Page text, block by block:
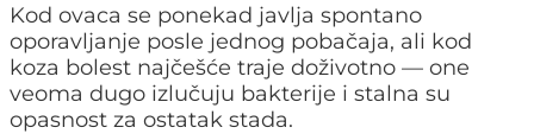
Kod ovaca se ponekad javlja spontano
oporavljanje posle jednog pobačaja, ali kod
koza bolest najčešće traje doživotno — one
veoma dugo izlučuju bakterije i stalna su
opasnost za ostatak stada.